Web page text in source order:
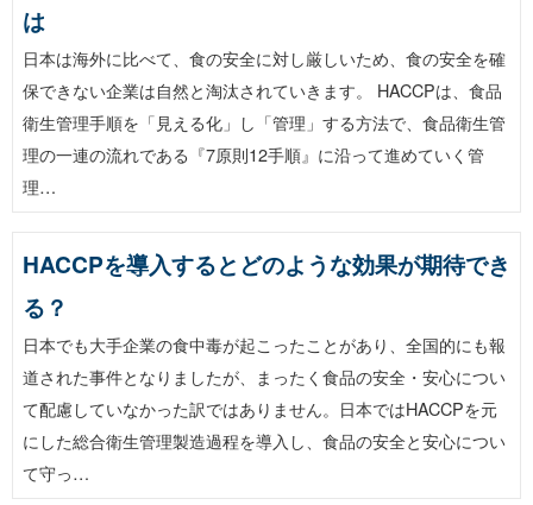
は
日本は海外に比べて、食の安全に対し厳しいため、食の安全を確
保できない企業は自然と淘汰されていきます。 HACCPは、食品
衛生管理手順を「見える化」し「管理」する方法で、食品衛生管
理の一連の流れである『7原則12手順』に沿って進めていく管
理…
HACCPを導入するとどのような効果が期待でき
る？
日本でも大手企業の食中毒が起こったことがあり、全国的にも報
道された事件となりましたが、まったく食品の安全・安心につい
て配慮していなかった訳ではありません。日本ではHACCPを元
にした総合衛生管理製造過程を導入し、食品の安全と安心につい
て守っ…